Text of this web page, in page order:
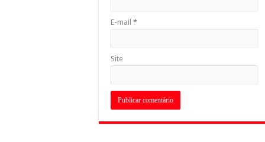
E-mail *
Site